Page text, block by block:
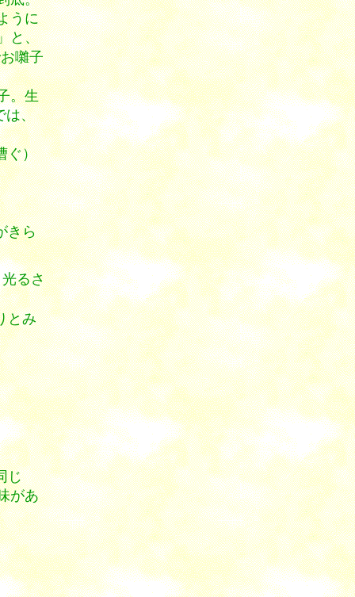
うに
と、
囃子
。生
は、
ぐ）
きら
るさ
とみ
じ
があ